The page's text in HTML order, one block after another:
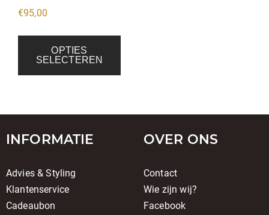
€95,00
OPTIES
SELECTEREN
INFORMATIE
Advies & Styling
Klantenservice
Cadeaubon
OVER ONS
Contact
Wie zijn wij?
Facebook